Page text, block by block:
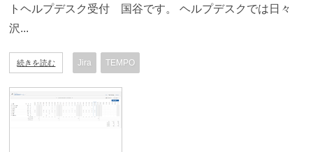
トヘルプデスク受付 国谷です。 ヘルプデスクでは日々
沢...
続きを読む Jira TEMPO